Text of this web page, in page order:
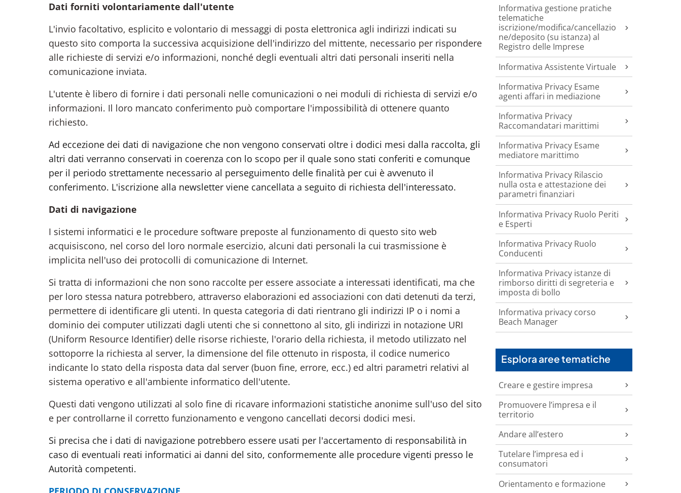
Dati forniti volontariamente dall'utente
L'invio facoltativo, esplicito e volontario di messaggi di posta elettronica agli indirizzi indicati su
questo sito comporta la successiva acquisizione dell'indirizzo del mittente, necessario per rispondere
alle richieste di servizi e/o informazioni, nonché degli eventuali altri dati personali inseriti nella
comunicazione inviata.
L'utente è libero di fornire i dati personali nelle comunicazioni o nei moduli di richiesta di servizi e/o
informazioni. Il loro mancato conferimento può comportare l'impossibilità di ottenere quanto
richiesto.
Ad eccezione dei dati di navigazione che non vengono conservati oltre i dodici mesi dalla raccolta, gli
altri dati verranno conservati in coerenza con lo scopo per il quale sono stati conferiti e comunque
per il periodo strettamente necessario al perseguimento delle finalità per cui è avvenuto il
conferimento. L'iscrizione alla newsletter viene cancellata a seguito di richiesta dell'interessato.
Dati di navigazione
I sistemi informatici e le procedure software preposte al funzionamento di questo sito web
acquisiscono, nel corso del loro normale esercizio, alcuni dati personali la cui trasmissione è
implicita nell'uso dei protocolli di comunicazione di Internet.
Si tratta di informazioni che non sono raccolte per essere associate a interessati identificati, ma che
per loro stessa natura potrebbero, attraverso elaborazioni ed associazioni con dati detenuti da terzi,
permettere di identificare gli utenti. In questa categoria di dati rientrano gli indirizzi IP o i nomi a
dominio dei computer utilizzati dagli utenti che si connettono al sito, gli indirizzi in notazione URI
(Uniform Resource Identifier) delle risorse richieste, l'orario della richiesta, il metodo utilizzato nel
sottoporre la richiesta al server, la dimensione del file ottenuto in risposta, il codice numerico
indicante lo stato della risposta data dal server (buon fine, errore, ecc.) ed altri parametri relativi al
sistema operativo e all'ambiente informatico dell'utente.
Questi dati vengono utilizzati al solo fine di ricavare informazioni statistiche anonime sull'uso del sito
e per controllarne il corretto funzionamento e vengono cancellati decorsi dodici mesi.
Si precisa che i dati di navigazione potrebbero essere usati per l'accertamento di responsabilità in
caso di eventuali reati informatici ai danni del sito, conformemente alle procedure vigenti presso le
Autorità competenti.
Informativa gestione pratiche
telematiche
iscrizione/modifica/cancellazio
ne/deposito (su istanza) al
Registro delle Imprese
Informativa Assistente Virtuale
Informativa Privacy Esame
agenti affari in mediazione
Informativa Privacy
Raccomandatari marittimi
Informativa Privacy Esame
mediatore marittimo
Informativa Privacy Rilascio
nulla osta e attestazione dei
parametri finanziari
Informativa Privacy Ruolo Periti
e Esperti
Informativa Privacy Ruolo
Conducenti
Informativa Privacy istanze di
rimborso diritti di segreteria e
imposta di bollo
Informativa privacy corso
Beach Manager
Esplora aree tematiche
Creare e gestire impresa
Promuovere l’impresa e il
territorio
Andare all’estero
Tutelare l’impresa ed i
consumatori
Orientamento e formazione